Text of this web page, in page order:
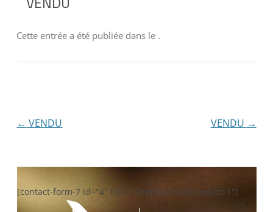
Cette entrée a été publiée dans le .
Navigation
← VENDU VENDU →
[contact-form-7 id="4" title="Formulaire de contact 1"]